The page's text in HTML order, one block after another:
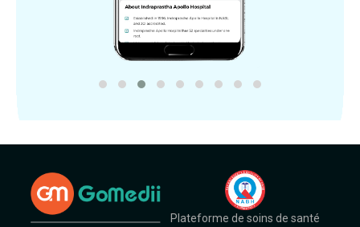
Plateforme de soins de santé